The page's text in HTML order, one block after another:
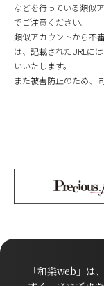
などを行っている類似
でご注意ください。
類似アカウントから不
は、記載されたURLに
いいたします。
また被害防止のため、
「和樂web」は